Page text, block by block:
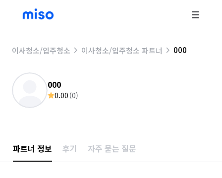
이사청소/입주청소 이사청소/입주청소 파트너 000
000
0.00 (0)
파트너 정보 후기 자주 묻는 질문